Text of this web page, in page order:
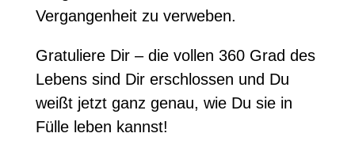
Vergangenheit zu verweben.
Gratuliere Dir – die vollen 360 Grad des
Lebens sind Dir erschlossen und Du
weißt jetzt ganz genau, wie Du sie in
Fülle leben kannst!